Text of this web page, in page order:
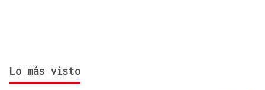
Lo más visto